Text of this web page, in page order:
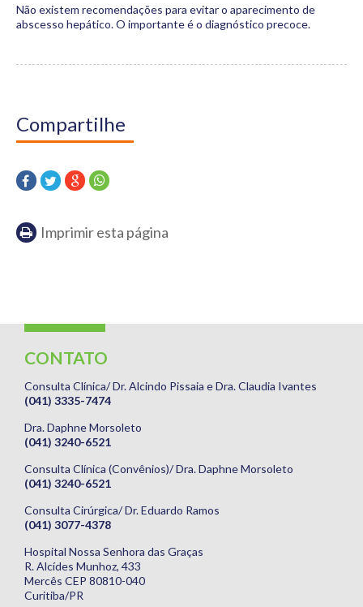
Não existem recomendações para evitar o aparecimento de
abscesso hepático. O importante é o diagnóstico precoce.
Compartilhe
Imprimir esta página
CONTATO
Consulta Clínica/ Dr. Alcindo Pissaia e Dra. Claudia Ivantes
(041) 3335-7474
Dra. Daphne Morsoleto
(041) 3240-6521
Consulta Clínica (Convênios)/ Dra. Daphne Morsoleto
(041) 3240-6521
Consulta Cirúrgica/ Dr. Eduardo Ramos
(041) 3077-4378
Hospital Nossa Senhora das Graças
R. Alcídes Munhoz, 433
Mercês CEP 80810-040
Curitiba/PR